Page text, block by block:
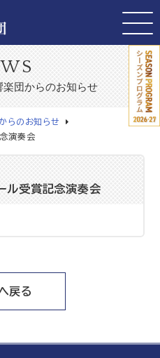
団からのお知らせ
らのお知らせ
演奏会
ル受賞記念演奏会
戻る